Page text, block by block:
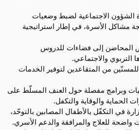
الشؤون الاجتماعية لضبط وضعيات
مشاكل الأسرة، في إطار استراتيجية
المحاضن إلى فضاءات للدروس
التربوي والاجتماعي.
من المتقاعدين لتوفير الخدمات
وبرامج مفصلة حول العنف المسلّط على
الحماية والوقاية والتكفل.
في التكفّل بالأطفال المصابين بالتوحّد،
واضحة للعلاج والمرافقة والدعم الأسري.